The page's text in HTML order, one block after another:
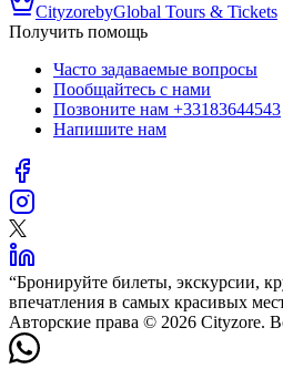
CityzorebyGlobal Tours & Tickets
Получить помощь
Часто задаваемые вопросы
Пообщайтесь с нами
Позвоните нам +33183644543
Напишите нам
“Бронируйте билеты, экскурсии,
впечатления в самых красивых
Авторские права © 2026 Cityzore.